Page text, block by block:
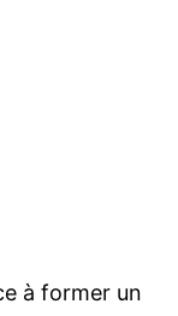
à former un